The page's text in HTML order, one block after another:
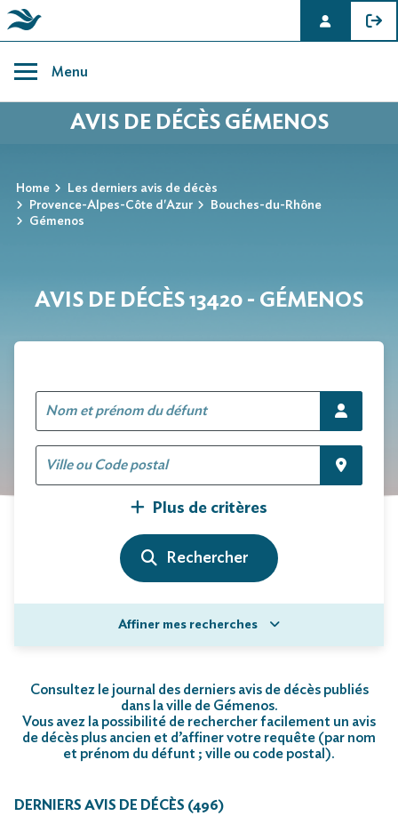
content
Menu
AVIS DE DÉCÈS GÉMENOS
Home
Les derniers avis de décès
Provence-Alpes-Côte d'Azur
Bouches-du-Rhône
Gémenos
AVIS DE DÉCÈS 13420 - GÉMENOS
Plus de critères
Affiner mes recherches
Consultez le journal des derniers avis de décès publiés
dans la ville de Gémenos.
Vous avez la possibilité de rechercher facilement un avis
de décès plus ancien et d’affiner votre requête (par nom
et prénom du défunt ; ville ou code postal).
DERNIERS AVIS DE DÉCÈS (496)